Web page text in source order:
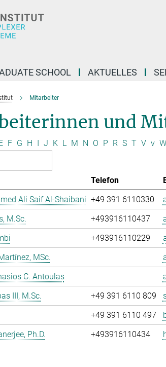
SCHOOL AKTUELLES
Mitarbeiter
und
F G H I J K L M N O P R S T V v W
Telefon
Ali Saif Al-Shaibani +49 391 6110330
M.Sc.
+493916110437
+493916110229
MSc.
C. Antoulas
III, M.Sc.
+49 391 6110 809
+49 391 6110 497
Ph.D.
+493916110434